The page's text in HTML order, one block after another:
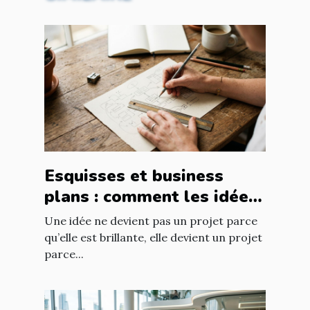
Esquisses et business
plans : comment les idées
prennent forme
Une idée ne devient pas un projet parce
qu’elle est brillante, elle devient un projet
parce...